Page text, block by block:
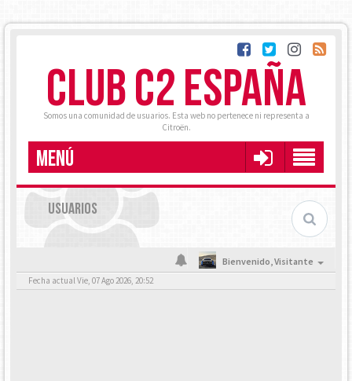
CLUB C2 ESPAÑA
Somos una comunidad de usuarios. Esta web no pertenece ni representa a
Citroën.
MENÚ
USUARIOS
Bienvenido,Visitante
Fecha actual Vie, 07 Ago 2026, 20:52